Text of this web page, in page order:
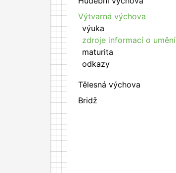
Výtvarná výchova
výuka
zdroje informací o umění
maturita
odkazy
Tělesná výchova
Bridž